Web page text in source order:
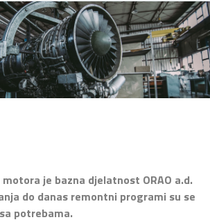
je bazna djelatnost ORAO a.d.
do danas remontni programi su se
potrebama.